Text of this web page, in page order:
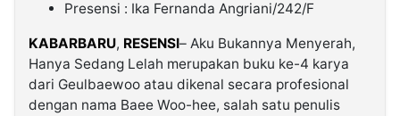
Media
Holding
Presensi : Ika Fernanda Angriani/242/F
KABARBARU, RESENSI– Aku Bukannya Menyerah,
Hanya Sedang Lelah merupakan buku ke-4 karya
dari Geulbaewoo atau dikenal secara profesional
dengan nama Baee Woo-hee, salah satu penulis